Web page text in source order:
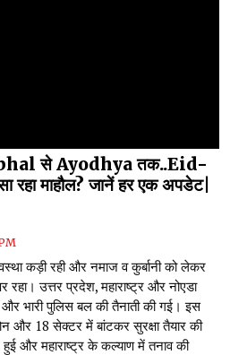
से Ayodhya तक..Eid-
माहौल? जानें हर एक अपडेट|
कड़ी रही और नमाज व कुर्बानी को लेकर
रहा। उत्तर प्रदेश, महाराष्ट्र और नोएडा
भारी पुलिस बल की तैनाती की गई। इस
और 18 सेक्टर में बांटकर सुरक्षा तैयार की
और महाराष्ट्र के कल्याण में तनाव की